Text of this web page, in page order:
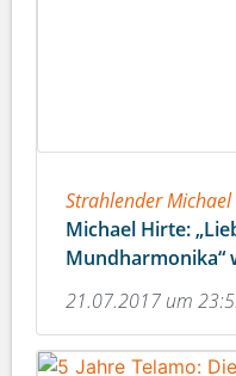
Strahlender
Michael Hirte:
Mundharmonika“
21.07.2017 um